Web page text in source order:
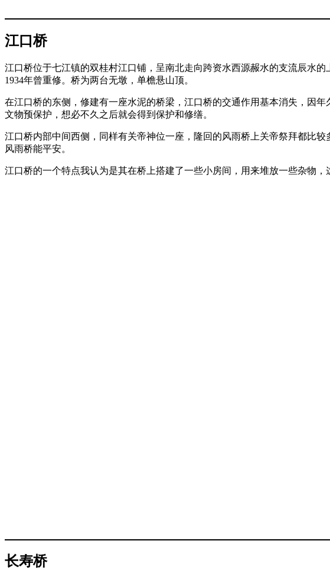
江口桥
江口桥位于七江镇的双桂村江口铺，呈南北走向跨资水西源赧水的支流辰水
1934年曾重修。桥为两台无墩，单檐悬山顶。
在江口桥的东侧，修建有一座水泥的桥梁，江口桥的交通作用基本消失，因
文物预保护，想必不久之后就会得到保护和修缮。
江口桥内部中间西侧，同样有关帝神位一座，隆回的风雨桥上关帝祭拜都比
风雨桥能平安。
江口桥的一个特点我认为是其在桥上搭建了一些小房间，用来堆放一些杂物
长寿桥